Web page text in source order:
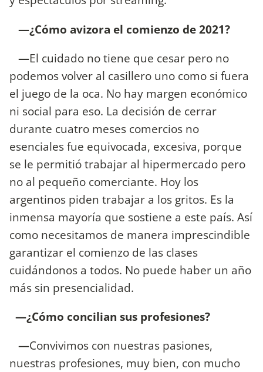
—¿Cómo avizora el comienzo de 2021?
—El cuidado no tiene que cesar pero no
podemos volver al casillero uno como si fuera
el juego de la oca. No hay margen económico
ni social para eso. La decisión de cerrar
durante cuatro meses comercios no
esenciales fue equivocada, excesiva, porque
se le permitió trabajar al hipermercado pero
no al pequeño comerciante. Hoy los
argentinos piden trabajar a los gritos. Es la
inmensa mayoría que sostiene a este país. Así
como necesitamos de manera imprescindible
garantizar el comienzo de las clases
cuidándonos a todos. No puede haber un año
más sin presencialidad.
—¿Cómo concilian sus profesiones?
—Convivimos con nuestras pasiones,
nuestras profesiones, muy bien, con mucho